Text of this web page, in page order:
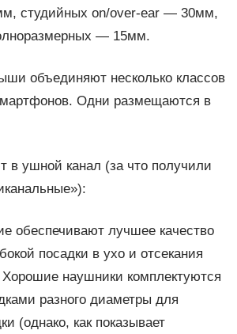
студийных on/over-ear — 30мм,
— 15мм.
объединяют несколько классов
Одни размещаются в
в ушной канал (за что получили
обеспечивают лучшее качество
посадки в ухо и отсекания
наушники комплектуются
разного диаметры для
(однако, как показывает